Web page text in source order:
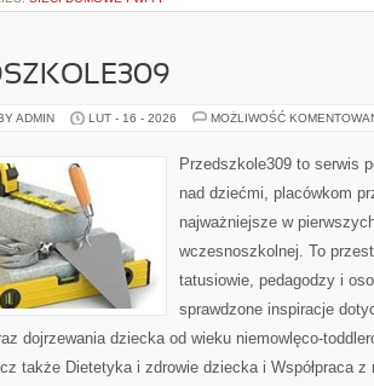
ADMIN LUT - 16 - 2026 MOŻLIWOŚĆ
Przedszkole309 to serwis
nad dziećmi, placówkom
najważniejsze w
wczesnoszkolnej. To
tatusiowie, pedagodzy i
sprawdzone inspiracje
dojrzewania dziecka od wieku niemowlęco-
także Dietetyka i zdrowie dziecka i Współpraca